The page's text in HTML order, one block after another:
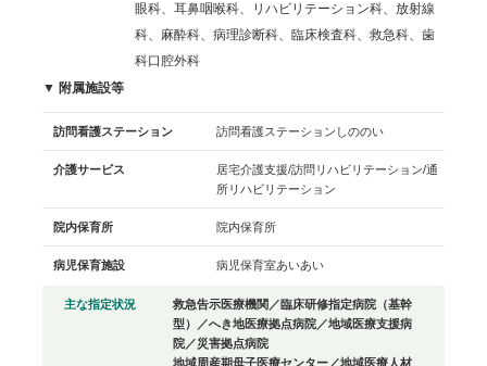
眼科、耳鼻咽喉科、リハビリテーション科、放射線
科、麻酔科、病理診断科、臨床検査科、救急科、歯
科口腔外科
▼ 附属施設等
訪問看護ステーション 訪問看護ステーションしののい
介護サービス
居宅介護支援/訪問リハビリテーション/通
所リハビリテーション
院内保育所 院内保育所
病児保育施設 病児保育室あいあい
主な指定状況
救急告示医療機関／臨床研修指定病院（基幹
型）／へき地医療拠点病院／地域医療支援病
院／災害拠点病院
地域周産期母子医療センター／地域医療人材